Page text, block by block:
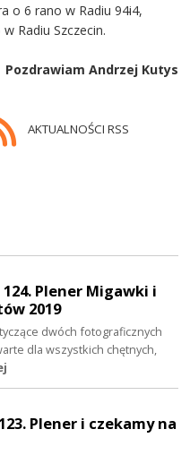
o 6 rano w Radiu 94i4,
Radiu Szczecin.
Pozdrawiam Andrzej Kutys
AKTUALNOŚCI RSS
Plener Migawki i
2019
dwóch fotograficznych
dla wszystkich chętnych,
Plener i czekamy na